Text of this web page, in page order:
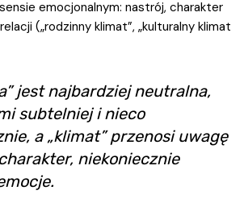
emocjonalnym: nastrój, charakter
(„rodzinny klimat”, „kulturalny klimat
jest najbardziej neutralna,
subtelniej i nieco
a „klimat” przenosi uwagę
niekoniecznie